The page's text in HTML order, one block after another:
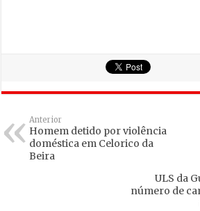
Anterior
Homem detido por violência
doméstica em Celorico da
Beira
ULS da
número de